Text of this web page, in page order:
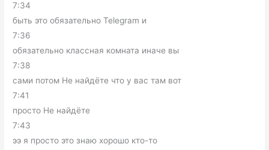
7:34
быть это обязательно Telegram и
7:36
обязательно классная комната иначе вы
7:38
сами потом Не найдёте что у вас там вот
7:41
просто Не найдёте
7:43
ээ я просто это знаю хорошо кто-то